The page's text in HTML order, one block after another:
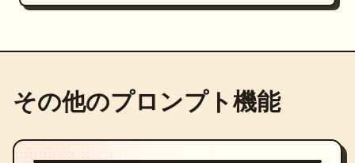
その他のプロンプト機能